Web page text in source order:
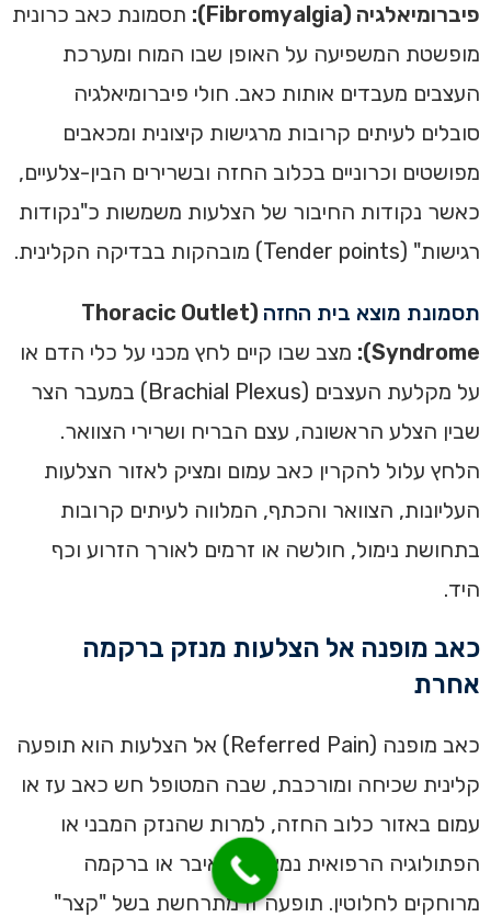
פיברומיאלגיה (Fibromyalgia):
תסמונת כאב כרונית
מופשטת המשפיעה על האופן שבו המוח ומערכת
העצבים מעבדים אותות כאב. חולי פיברומיאלגיה
סובלים לעיתים קרובות מרגישות קיצונית ומכאבים
מפושטים וכרוניים בכלוב החזה ובשרירים הבין-צלעיים,
כאשר נקודות החיבור של הצלעות משמשות כ"נקודות
רגישות" (Tender points) מובהקות בבדיקה הקלינית.
תסמונת מוצא בית החזה (Thoracic Outlet
Syndrome):
מצב שבו קיים לחץ מכני על כלי הדם או
על מקלעת העצבים (Brachial Plexus) במעבר הצר
שבין הצלע הראשונה, עצם הבריח ושרירי הצוואר.
הלחץ עלול להקרין כאב עמום ומציק לאזור הצלעות
העליונות, הצוואר והכתף, המלווה לעיתים קרובות
בתחושת נימול, חולשה או זרמים לאורך הזרוע וכף
היד.
כאב מופנה אל הצלעות מנזק ברקמה
אחרת
כאב מופנה (Referred Pain) אל הצלעות הוא תופעה
קלינית שכיחה ומורכבת, שבה המטופל חש כאב עז או
עמום באזור כלוב החזה, למרות שהנזק המבני או
הפתולוגיה הרפואית נמצאים באיבר או ברקמה
מרוחקים לחלוטין. תופעה זו מתרחשת בשל "קצר"